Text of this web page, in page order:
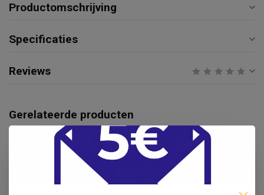
Productomschrijving
Specificaties
Reviews
Gerelateerde producten
REIHER
Reiher Infrarood lamp -
krachtige warmtelamp - incl.
150 Watt Philips lamp
.